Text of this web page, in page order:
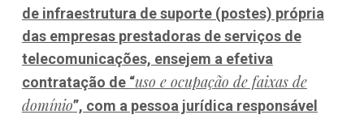
de infraestrutura de suporte (postes) própria
das empresas prestadoras de serviços de
telecomunicações, ensejem a efetiva
contratação de “uso e ocupação de faixas de
domínio”, com a pessoa jurídica responsável